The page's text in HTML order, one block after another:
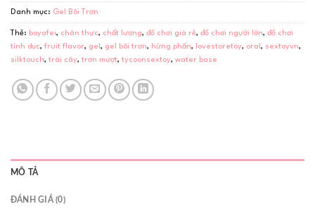
Danh mục: Gel Bôi Trơn
Thẻ: boyafei, chân thực, chất lượng, đồ chơi giá rẻ, đồ chơi người lớn, đồ chơi
tình dục, fruit flavor, gel , gel bôi trơn, hứng phấn, lovestoretoy, oral , sextoyvn,
silktouch, trái cây, trơn mượt, tycoonsextoy, water base
MÔ TẢ
ĐÁNH GIÁ (0)